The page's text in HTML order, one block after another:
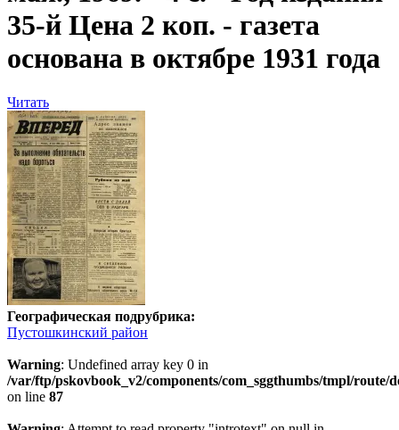
35-й Цена 2 коп. - газета
основана в октябре 1931 года
Читать
Географическая подрубрика:
Пустошкинский район
Warning: Undefined array key 0 in
/var/ftp/pskovbook_v2/components/com_sggthumbs/tmpl/route/
on line 87